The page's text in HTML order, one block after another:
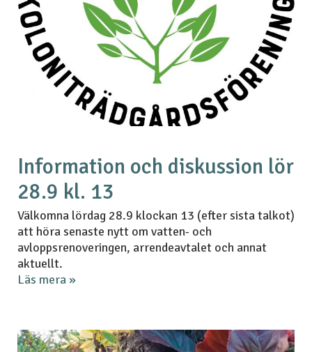
Information och diskussion lör
28.9 kl. 13
Välkomna lördag 28.9 klockan 13 (efter sista talkot)
att höra senaste nytt om vatten- och
avloppsrenoveringen, arrendeavtalet och annat
aktuellt.
Läs mera »